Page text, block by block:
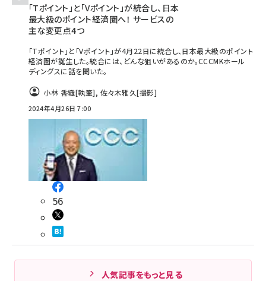
「Tポイント」と「Vポイント」が統合し、日本
最大級のポイント経済圏へ！ サービスの
主な変更点4つ
「Tポイント」と「Vポイント」が4月22日に統合し、日本最大級のポイント
経済圏が誕生した。統合には、どんな狙いがあるのか。CCCMKホール
ディングスに話を聞いた。
小林 香織[執筆], 佐々木雅久[撮影]
2024年4月26日 7:00
56
人気記事をもっと見る